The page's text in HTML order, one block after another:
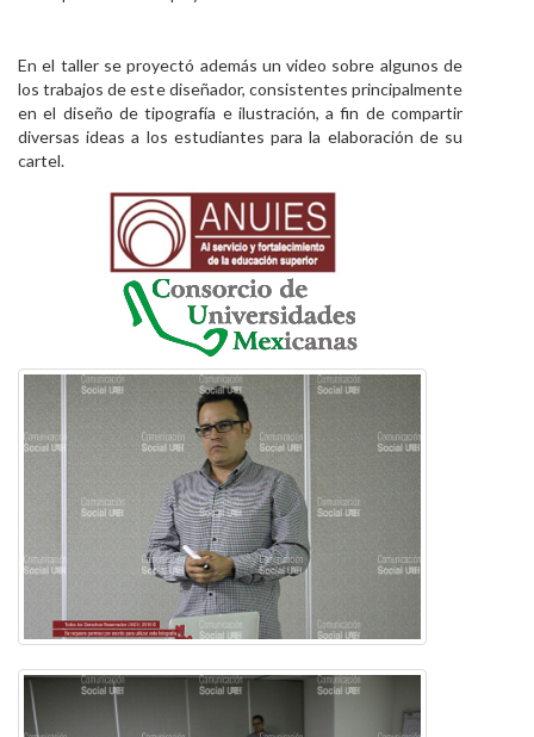
En el taller se proyectó además un video sobre algunos de
los trabajos de este diseñador, consistentes principalmente
en el diseño de tipografía e ilustración, a fin de compartir
diversas ideas a los estudiantes para la elaboración de su
cartel.